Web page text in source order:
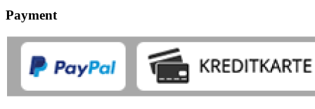
Payment